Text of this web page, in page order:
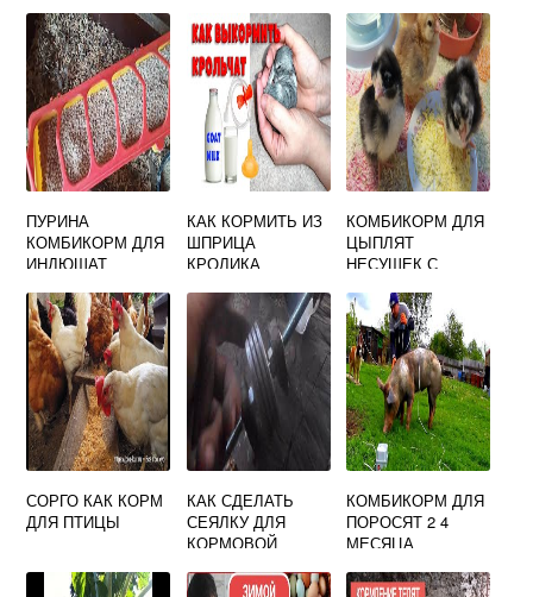
ПУРИНА
КОМБИКОРМ ДЛЯ
ИНДЮШАТ
КАК КОРМИТЬ ИЗ
ШПРИЦА
КРОЛИКА
КОМБИКОРМ ДЛЯ
ЦЫПЛЯТ
НЕСУШЕК С
СОРГО КАК КОРМ
ДЛЯ ПТИЦЫ
КАК СДЕЛАТЬ
СЕЯЛКУ ДЛЯ
КОРМОВОЙ
КОМБИКОРМ ДЛЯ
ПОРОСЯТ 2 4
МЕСЯЦА